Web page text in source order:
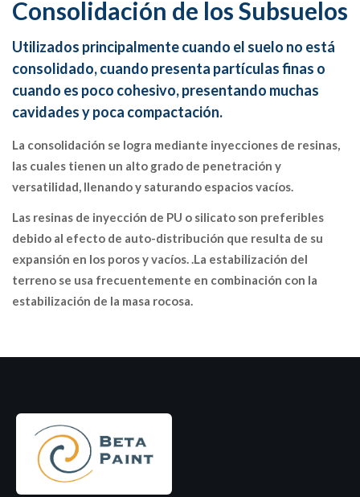
Consolidación de los Subsuelos
Utilizados principalmente cuando el suelo no está
consolidado, cuando presenta partículas finas o
cuando es poco cohesivo, presentando muchas
cavidades y poca compactación.
La consolidación se logra mediante inyecciones de resinas,
las cuales tienen un alto grado de penetración y
versatilidad, llenando y saturando espacios vacíos.
Las resinas de inyección de PU o silicato son preferibles
debido al efecto de auto-distribución que resulta de su
expansión en los poros y vacíos. .La estabilización del
terreno se usa frecuentemente en combinación con la
estabilización de la masa rocosa.